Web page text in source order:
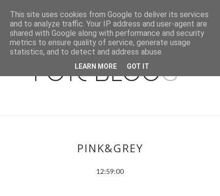
PINK&GREY
12:59:00
This site uses cookies from Google to deliver its services
and to analyze traffic. Your IP address and user-agent are
shared with Google along with performance and security
metrics to ensure quality of service, generate usage
statistics, and to detect and address abuse.
LEARN MORE GOT IT